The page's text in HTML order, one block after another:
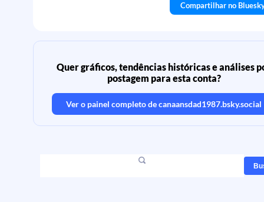
Compartilhar no
Quer gráficos, tendências históricas e análises
postagem para esta conta?
Ver o painel completo decanaansdad1987.bsky.social